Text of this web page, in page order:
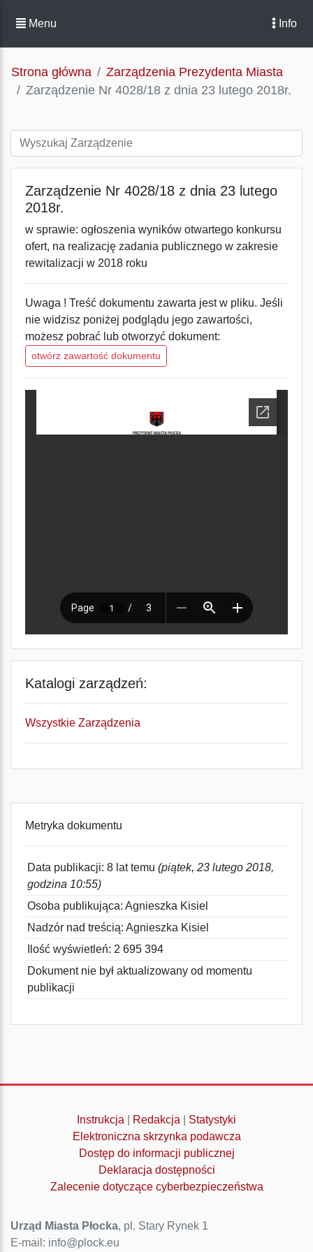
Menu Info
Strona główna
Zarządzenia Prezydenta Miasta
Zarządzenie Nr 4028/18 z dnia 23 lutego 2018r.
Zarządzenie Nr 4028/18 z dnia 23 lutego
2018r.
w sprawie: ogłoszenia wyników otwartego konkursu
ofert, na realizację zadania publicznego w zakresie
rewitalizacji w 2018 roku
Uwaga ! Treść dokumentu zawarta jest w pliku. Jeśli
nie widzisz poniżej podglądu jego zawartości,
możesz pobrać lub otworzyć dokument:
otwórz zawartość dokumentu
Katalogi zarządzeń:
Wszystkie Zarządzenia
Metryka dokumentu
Data publikacji: 8 lat temu (piątek, 23 lutego 2018,
godzina 10:55)
Osoba publikująca: Agnieszka Kisiel
Nadzór nad treścią: Agnieszka Kisiel
Ilość wyświetleń: 2 695 394
Dokument nie był aktualizowany od momentu
publikacji
Instrukcja Redakcja
Statystyki
Elektroniczna skrzynka podawcza
Dostęp do informacji publicznej
Deklaracja dostępności
Zalecenie dotyczące cyberbezpieczeństwa
Urząd Miasta Płocka, pl. Stary Rynek 1
E-mail: info@plock.eu